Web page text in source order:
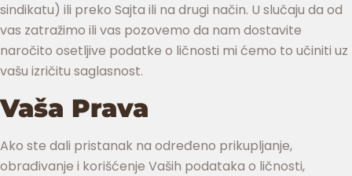
sindikatu) ili preko Sajta ili na drugi način. U slučaju da od
vas zatražimo ili vas pozovemo da nam dostavite
naročito osetljive podatke o ličnosti mi ćemo to učiniti uz
vašu izričitu saglasnost.
Vaša Prava
Ako ste dali pristanak na određeno prikupljanje,
obrađivanje i korišćenje Vaših podataka o ličnosti,